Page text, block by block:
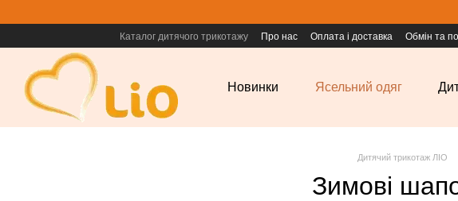
Каталог дитячого трикотажу Про нас Оплата і доставка Обмін та
Новинки Ясельний одяг
Дитячий трикотаж ЛІО
Зимові